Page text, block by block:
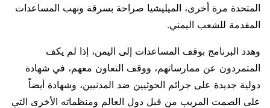
المتحدة مرة أخرى، الميليشيا صراحة بسرقة ونهب المساعدات
المقدمة للشعب اليمني.
وهدد البرنامج بوقف المساعدات إلى اليمن، إذا لم يكف
المتمردون عن ممارساتهم، ووقف التعاون معهم، في شهادة
دولية جديدة على جرائم الحوثيين ضد المدنيين، وشهادة أيضاً
على الصمت المريب من قبل دول العالم ومنظماته الأخرى التي